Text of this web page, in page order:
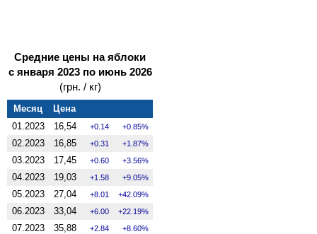
Средние цены на яблоки
с января 2023 по июнь 2026
(грн. / кг)
Месяц
Цена
01.2023
16,54 0.14 0.85%
02.2023 16,85 0.31 1.87%
03.2023 17,45 0.60 3.56%
04.2023 19,03 1.58 9.05%
05.2023 27,04 8.01 42.09%
06.2023 33,04 6.00 22.19%
07.2023 35,88 2.84 8.60%